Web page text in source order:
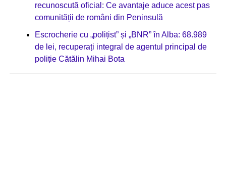
recunoscută oficial: Ce avantaje aduce acest pas
comunității de români din Peninsulă
Escrocherie cu „polițist” și „BNR” în Alba: 68.989
de lei, recuperați integral de agentul principal de
poliție Cătălin Mihai Bota